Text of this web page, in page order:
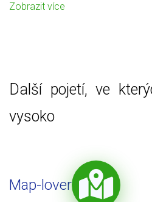
Zobrazit více
Další pojetí, ve
vysoko
Map-lover